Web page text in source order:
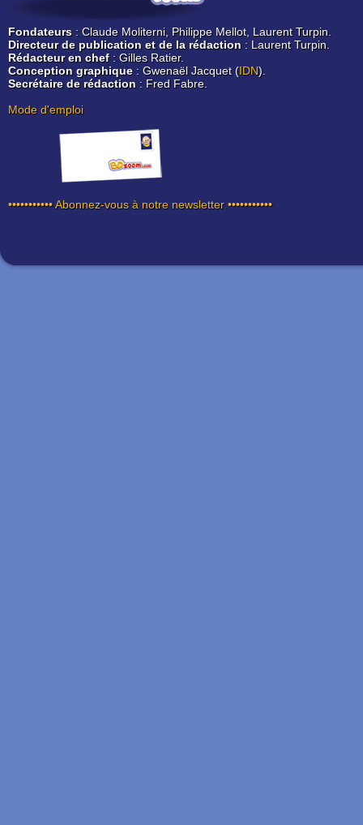
Fondateurs : Claude Moliterni, Philippe Mellot, Laurent Turpin.
Directeur de publication et de la rédaction : Laurent Turpin.
Rédacteur en chef: Gilles Ratier.
Conception graphique: Gwenaël Jacquet (IDN).
Secrétaire de rédaction : Fred Fabre.
Mode d'emploi
••••••••••• Abonnez-vous à notre newsletter •••••••••••